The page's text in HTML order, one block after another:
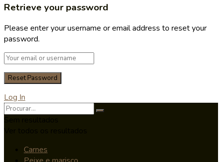
Retrieve your password
Please enter your username or email address to reset your
password.
Log In
Carnes